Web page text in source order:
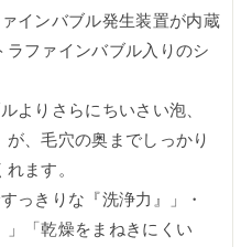
インバブル発生装置が内蔵
ファインバブル入りのシ
よりさらにちいさい泡、
が、毛穴の奥までしっかり
ます。
っきりな『洗浄力』」・
」「乾燥をまねきにくい